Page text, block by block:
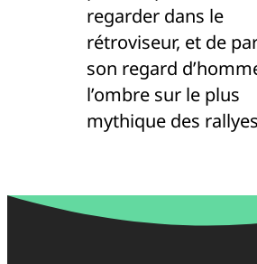
regarder dans le
rétroviseur, et de
son regard
l’ombre sur le plus
mythique des